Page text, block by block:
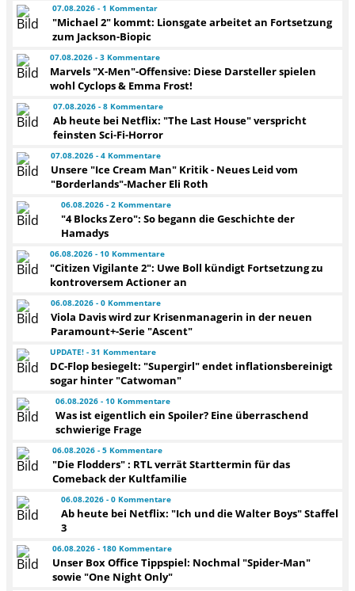
07.08.2026 - 1 Kommentar
"Michael 2" kommt: Lionsgate arbeitet an Fortsetzung
zum Jackson-Biopic
07.08.2026 - 3 Kommentare
Marvels "X-Men"-Offensive: Diese Darsteller spielen
wohl Cyclops & Emma Frost!
07.08.2026 - 8 Kommentare
Ab heute bei Netflix: "The Last House" verspricht
feinsten Sci-Fi-Horror
07.08.2026 - 4 Kommentare
Unsere "Ice Cream Man" Kritik - Neues Leid vom
"Borderlands"-Macher Eli Roth
06.08.2026 - 2 Kommentare
"4 Blocks Zero": So begann die Geschichte der
Hamadys
06.08.2026 - 10 Kommentare
"Citizen Vigilante 2": Uwe Boll kündigt Fortsetzung zu
kontroversem Actioner an
06.08.2026 - 0 Kommentare
Viola Davis wird zur Krisenmanagerin in der neuen
Paramount+-Serie "Ascent"
UPDATE! - 31 Kommentare
DC-Flop besiegelt: "Supergirl" endet inflationsbereinigt
sogar hinter "Catwoman"
06.08.2026 - 10 Kommentare
Was ist eigentlich ein Spoiler? Eine überraschend
schwierige Frage
06.08.2026 - 5 Kommentare
"Die Flodders" : RTL verrät Starttermin für das
Comeback der Kultfamilie
06.08.2026 - 0 Kommentare
Ab heute bei Netflix: "Ich und die Walter Boys" Staffel
3
06.08.2026 - 180 Kommentare
Unser Box Office Tippspiel: Nochmal "Spider-Man"
sowie "One Night Only"